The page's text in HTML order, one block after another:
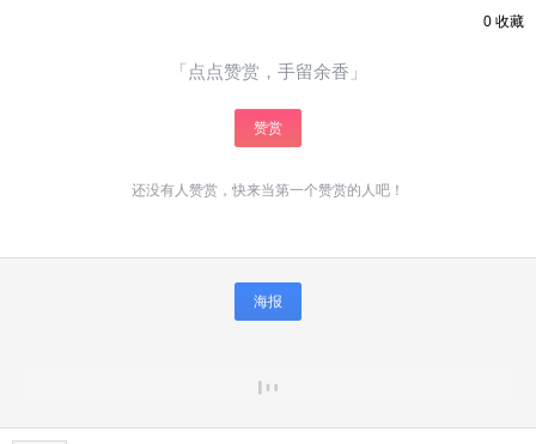
0 收藏
「点点赞赏，手留余香」
赞赏
还没有人赞赏，快来当第一个赞赏的人吧！
海报